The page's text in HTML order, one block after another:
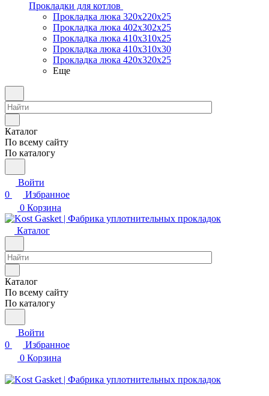
Прокладки для котлов
Прокладка люка 320x220x25
Прокладка люка 402x302x25
Прокладка люка 410x310x25
Прокладка люка 410х310х30
Прокладка люка 420x320x25
Еще
Каталог
По всему сайту
По каталогу
Войти
0
Избранное
0 Корзина
Каталог
Каталог
По всему сайту
По каталогу
Войти
0
Избранное
0 Корзина